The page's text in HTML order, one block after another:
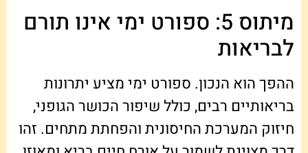
מיתוס 5: ספורט ימי אינו תורם
לבריאות
ההפך הוא הנכון. ספורט ימי מציע יתרונות
בריאותיים רבים, כולל שיפור הכושר הגופני,
חיזוק המערכת החיסונית והפחתת מתחים. זהו